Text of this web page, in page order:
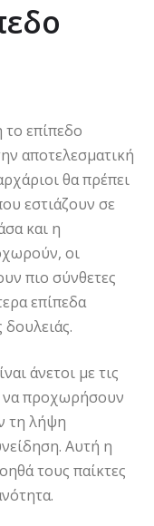
επίπεδο
αποτελεσματική
θα πρέπει
εστιάζουν σε
και η
οι
πιο σύνθετες
επίπεδα
δουλειάς.
άνετοι με τις
να προχωρήσουν
τη λήψη
Αυτή η
τους παίκτες